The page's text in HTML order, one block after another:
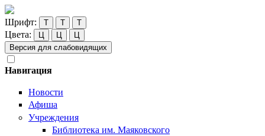
Шрифт: Т Т Т
Цвета: Ц Ц
Ц
Версия для слабовидящих
Навигация
Новости
Афиша
Учреждения
Библиотека им. Маяковского